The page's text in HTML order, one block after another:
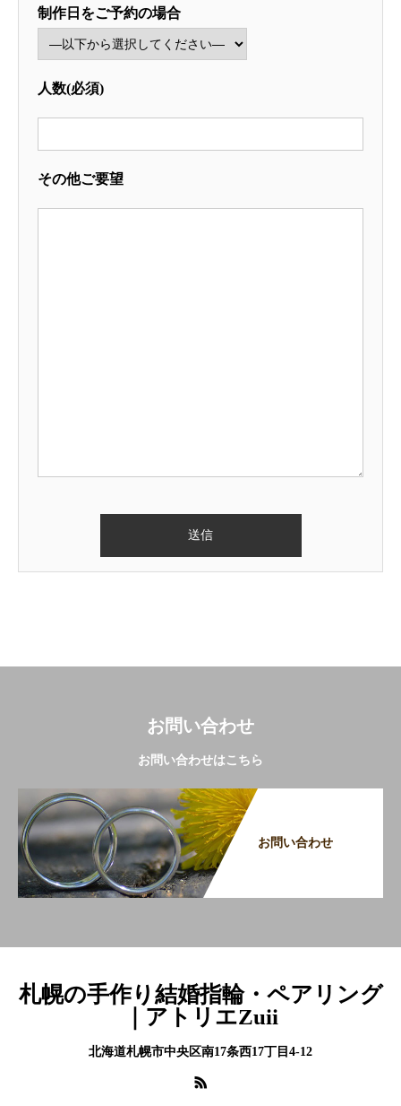
制作日をご予約の場合
人数(必須)
その他ご要望
お問い合わせ
お問い合わせはこちら
お問い合わせ
札幌の手作り結婚指輪・ペアリング
｜アトリエZuii
北海道札幌市中央区南17条西17丁目4-12